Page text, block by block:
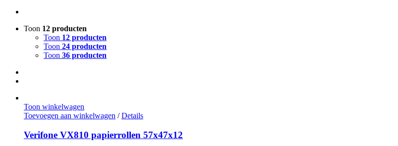
Toon 12 producten
Toon 12 producten
Toon 24 producten
Toon 36 producten
Toon winkelwagen
Toevoegen aan winkelwagen / Details
Verifone VX810 papierrollen 57x47x12